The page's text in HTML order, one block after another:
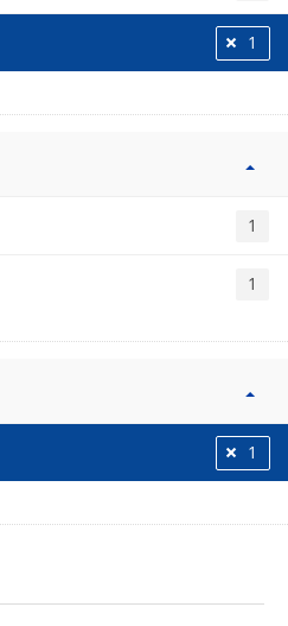
1
1
1
1